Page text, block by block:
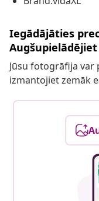
Iegādājāties
Jūsu fotogrāfija var
izmantojiet zemāk